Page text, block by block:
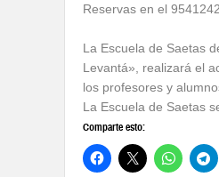
Reservas en el
La Escuela de Saetas
Levantá», realizará el
los profesores y
La Escuela de Saetas
Comparte esto: